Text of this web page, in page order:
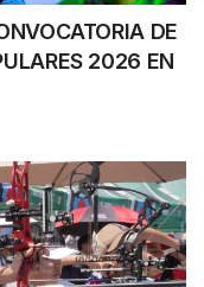
DE
2026 EN